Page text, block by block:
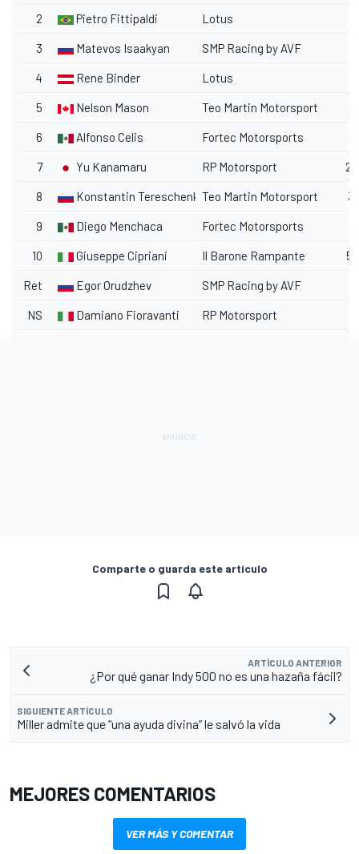
2 Pietro Fittipaldi Lotus
3 Matevos Isaakyan SMP Racing by AVF
4 Rene Binder Lotus
5 Nelson Mason Teo Martin Motorsport
6 Alfonso Celis Fortec Motorsports
7 Yu Kanamaru RP Motorsport
8 Konstantin TereschenkoTeo Martin Motorsport
9 Diego Menchaca Fortec Motorsports
10 Giuseppe Cipriani Il Barone Rampante
Ret Egor Orudzhev SMP Racing by AVF
NS Damiano Fioravanti RP Motorsport
Comparte o guarda este artículo
ARTÍCULO ANTERIOR
¿Por qué ganar Indy 500 no es una hazaña fácil?
SIGUIENTE ARTÍCULO
Miller admite que “una ayuda divina” le salvó la vida
MEJORES COMENTARIOS
VER MÁS Y COMENTAR